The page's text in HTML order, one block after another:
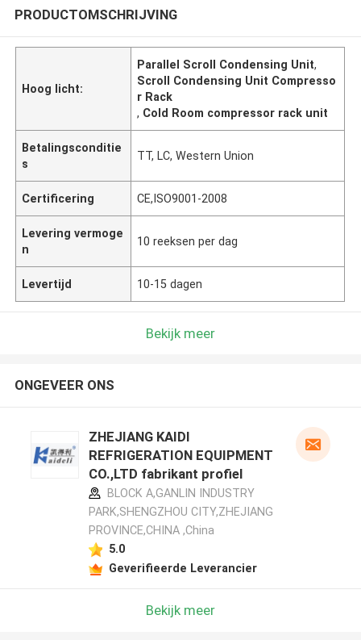
PRODUCTOMSCHRIJVING
Hoog licht:
Parallel Scroll Condensing Unit,
Scroll Condensing Unit Compresso
r Rack
, Cold Room compressor rack unit
Betalingsconditie
s
TT, LC, Western Union
Certificering CE,ISO9001-2008
Levering vermoge
n
10 reeksen per dag
Levertijd 10-15 dagen
Bekijk meer
ONGEVEER ONS
ZHEJIANG KAIDI
REFRIGERATION EQUIPMENT
CO.,LTD fabrikant profiel
BLOCK A,GANLIN INDUSTRY
PARK,SHENGZHOU CITY,ZHEJIANG
PROVINCE,CHINA ,China
5.0
Geverifieerde Leverancier
Bekijk meer